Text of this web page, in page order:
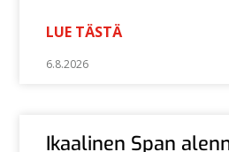
LUE TÄSTÄ
6.8.2026
Ikaalinen Span